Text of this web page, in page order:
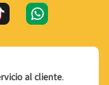
al cliente.